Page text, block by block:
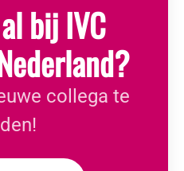
bij IVC
collega te